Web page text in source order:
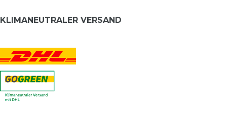
KLIMANEUTRALER VERSAND